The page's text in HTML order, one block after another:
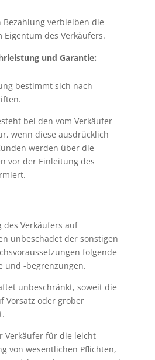
Bezahlung verbleiben die
des Verkäufers.
und Garantie:
bestimmt sich nach
bei den vom Verkäufer
wenn diese ausdrücklich
werden über die
vor der Einleitung des
des Verkäufers auf
unbeschadet der sonstigen
folgende
und -begrenzungen.
unbeschränkt, soweit die
Vorsatz oder grober
Verkäufer für die leicht
von wesentlichen Pflichten,